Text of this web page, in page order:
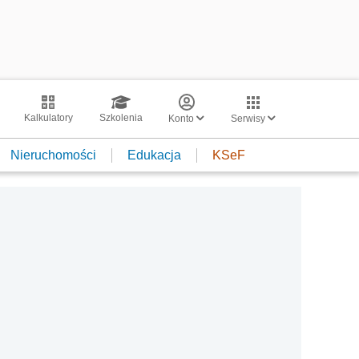
Kalkulatory Szkolenia Konto Serwisy
Nieruchomości Edukacja KSeF